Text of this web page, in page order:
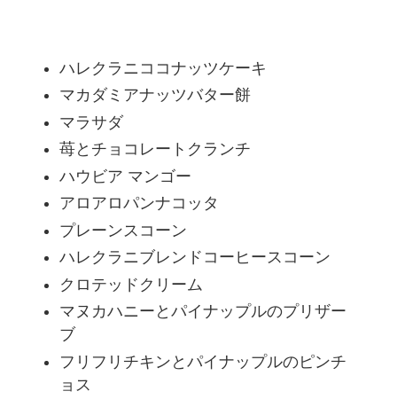
ハレクラニココナッツケーキ
マカダミアナッツバター餅
マラサダ
苺とチョコレートクランチ
ハウビア マンゴー
アロアロパンナコッタ
プレーンスコーン
ハレクラニブレンドコーヒースコーン
クロテッドクリーム
マヌカハニーとパイナップルのプリザー
ブ
フリフリチキンとパイナップルのピンチ
ョス